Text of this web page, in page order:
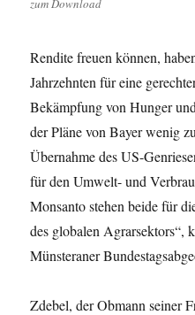
zum Download
Rendite freuen können,
Jahrzehnten für eine
Bekämpfung von Hunger
der Pläne von Bayer wenig
Übernahme des US-
für den Umwelt- und
Monsanto stehen beide für
des globalen Agrarsektors“,
Münsteraner
Zdebel, der Obmann seiner